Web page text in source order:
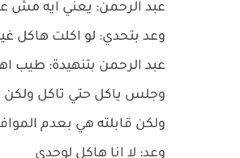
عبد الرحمن: يعني ايه مش
وعد بتحدي: لو اكلت هاكل
عبد الرحمن بتنهيدة: طيب
وجلس ياكل حتي تاكل ولكن
ولكن قابلته هي بعدم
وعد: لا انا هاكل لوحدي